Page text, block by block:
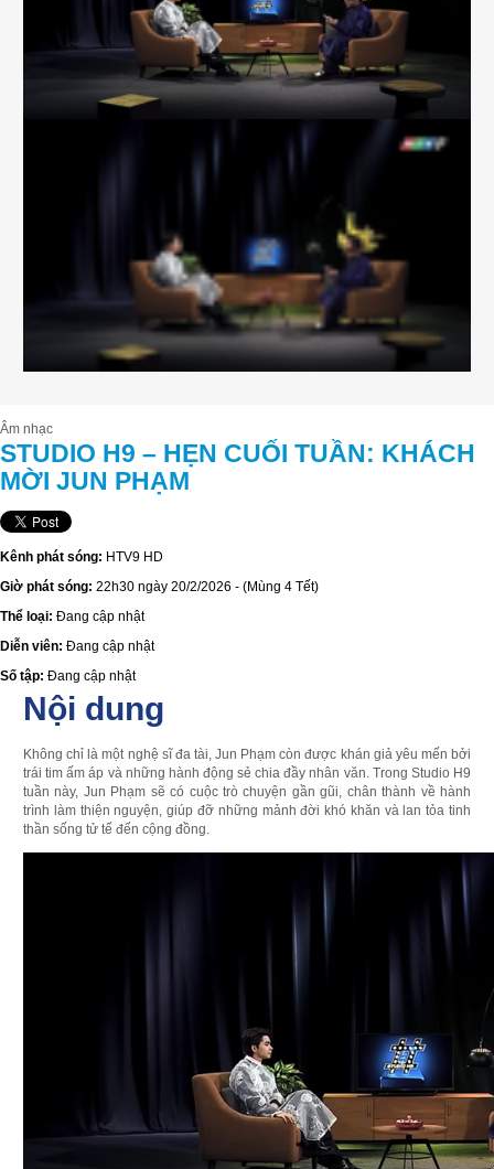
Âm nhạc
STUDIO H9 – HẸN CUỐI TUẦN: KHÁCH
MỜI JUN PHẠM
Kênh phát sóng: HTV9 HD
Giờ phát sóng: 22h30 ngày 20/2/2026 - (Mùng 4 Tết)
Thể loại: Đang cập nhật
Diễn viên: Đang cập nhật
Số tập: Đang cập nhật
Nội dung
Không chỉ là một nghệ sĩ đa tài, Jun Phạm còn được khán giả yêu mến bởi
trái tim ấm áp và những hành động sẻ chia đầy nhân văn. Trong Studio H9
tuần này, Jun Phạm sẽ có cuộc trò chuyện gần gũi, chân thành về hành
trình làm thiện nguyện, giúp đỡ những mảnh đời khó khăn và lan tỏa tinh
thần sống tử tế đến cộng đồng.